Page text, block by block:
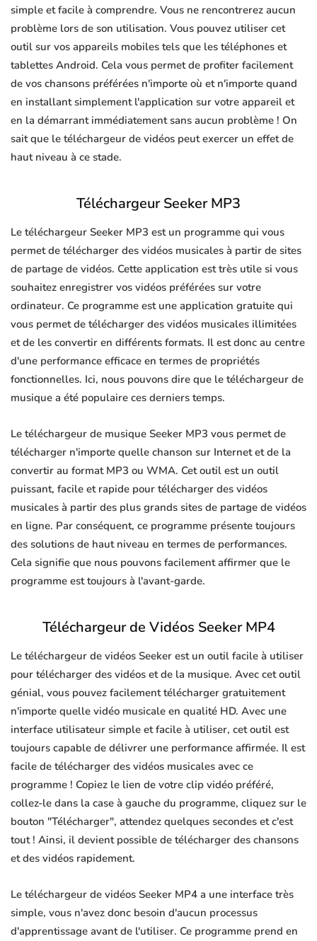
simple et facile à comprendre. Vous ne rencontrerez aucun
problème lors de son utilisation. Vous pouvez utiliser cet
outil sur vos appareils mobiles tels que les téléphones et
tablettes Android. Cela vous permet de profiter facilement
de vos chansons préférées n'importe où et n'importe quand
en installant simplement l'application sur votre appareil et
en la démarrant immédiatement sans aucun problème ! On
sait que le téléchargeur de vidéos peut exercer un effet de
haut niveau à ce stade.
Téléchargeur Seeker MP3
Le téléchargeur Seeker MP3 est un programme qui vous
permet de télécharger des vidéos musicales à partir de sites
de partage de vidéos. Cette application est très utile si vous
souhaitez enregistrer vos vidéos préférées sur votre
ordinateur. Ce programme est une application gratuite qui
vous permet de télécharger des vidéos musicales illimitées
et de les convertir en différents formats. Il est donc au centre
d'une performance efficace en termes de propriétés
fonctionnelles. Ici, nous pouvons dire que le téléchargeur de
musique a été populaire ces derniers temps.
Le téléchargeur de musique Seeker MP3 vous permet de
télécharger n'importe quelle chanson sur Internet et de la
convertir au format MP3 ou WMA. Cet outil est un outil
puissant, facile et rapide pour télécharger des vidéos
musicales à partir des plus grands sites de partage de vidéos
en ligne. Par conséquent, ce programme présente toujours
des solutions de haut niveau en termes de performances.
Cela signifie que nous pouvons facilement affirmer que le
programme est toujours à l'avant-garde.
Téléchargeur de Vidéos Seeker MP4
Le téléchargeur de vidéos Seeker est un outil facile à utiliser
pour télécharger des vidéos et de la musique. Avec cet outil
génial, vous pouvez facilement télécharger gratuitement
n'importe quelle vidéo musicale en qualité HD. Avec une
interface utilisateur simple et facile à utiliser, cet outil est
toujours capable de délivrer une performance affirmée. Il est
facile de télécharger des vidéos musicales avec ce
programme ! Copiez le lien de votre clip vidéo préféré,
collez-le dans la case à gauche du programme, cliquez sur le
bouton "Télécharger", attendez quelques secondes et c'est
tout ! Ainsi, il devient possible de télécharger des chansons
et des vidéos rapidement.
Le téléchargeur de vidéos Seeker MP4 a une interface très
simple, vous n'avez donc besoin d'aucun processus
d'apprentissage avant de l'utiliser. Ce programme prend en